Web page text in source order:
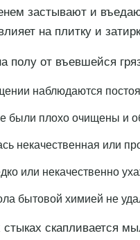
застывают и
на плитку и
полу от въевшейся
наблюдаются
были плохо очищены и
некачественная или
или некачественно
бытовой химией не
скапливается